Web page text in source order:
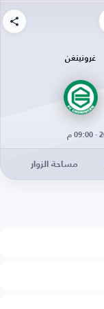
غرونينغن
مساحة الزوار